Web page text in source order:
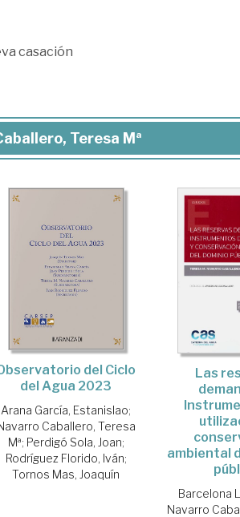
casación
Teresa Mª
del Ciclo
del Agua 2023
Arana García, Estanislao;
Caballero, Teresa
Mª; Perdigó Sola, Joan;
Rodríguez Florido, Iván;
Tornos Mas, Joaquín
Las
ambiental
Barcelona
Navarro